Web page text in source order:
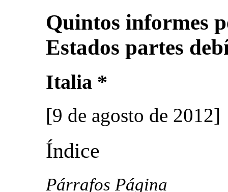
Quintos informes
Estados partes
Italia *
[9 de agosto de 2012]
Índice
Párrafos Página